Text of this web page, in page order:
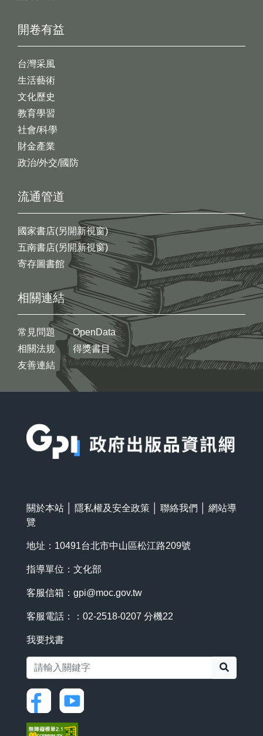
開卷有益
台灣采風
生活藝術
文化歷史
教育學習
社會/科學
財金產業
政治/外交/國防
流通管道
國家書店(另開新視窗)
五南書店(另開新視窗)
寄存圖書館
相關連結
常見問題
相關法規
友善連結
OpenData
得獎書目
關於本站 隱私權及安全政策 聯絡我們
網站導
覽
地址：10491台北市中山區松江路209號
指導單位：文化部
客服信箱： gpi@moc.gov.tw
客服電話：：02-2518-0207 分機22
我要找書